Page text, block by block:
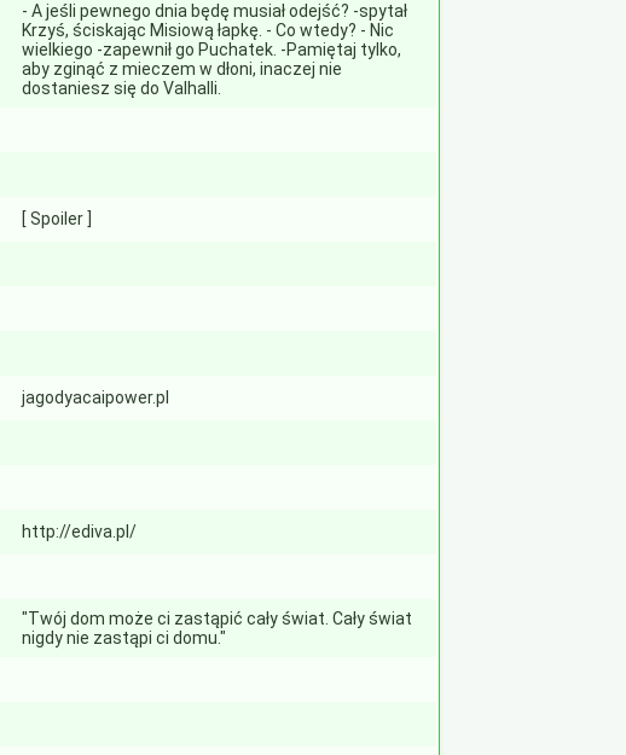
- A jeśli pewnego dnia będę musiał odejść? -spytał
Krzyś, ściskając Misiową łapkę. - Co wtedy? - Nic
wielkiego -zapewnił go Puchatek. -Pamiętaj tylko,
aby zginąć z mieczem w dłoni, inaczej nie
dostaniesz się do Valhalli.
[ Spoiler ]
jagodyacaipower.pl
http://ediva.pl/
"Twój dom może ci zastąpić cały świat. Cały świat
nigdy nie zastąpi ci domu."